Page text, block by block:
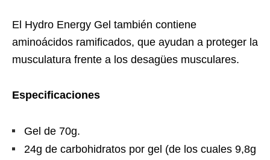
El Hydro Energy Gel también contiene
aminoácidos ramificados, que ayudan a proteger la
musculatura frente a los desagües musculares.
Especificaciones
Gel de 70g.
24g de carbohidratos por gel (de los cuales 9,8g